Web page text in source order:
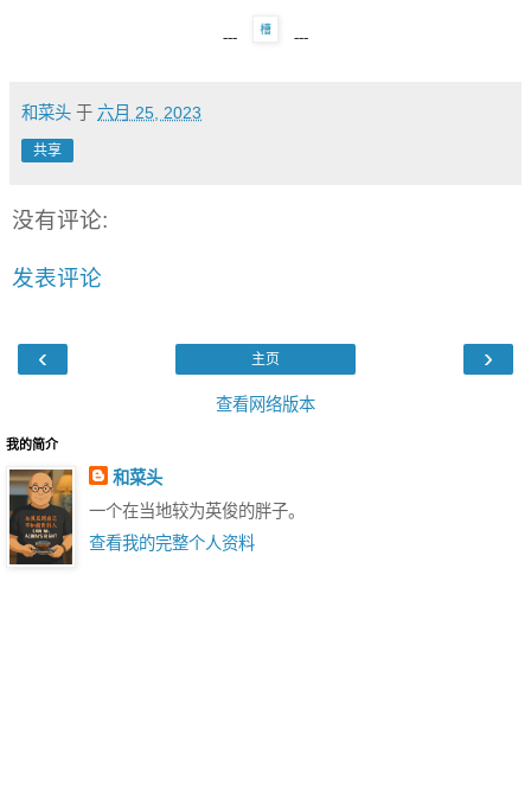
--- ---
和菜头 于 六月 25, 2023
共享
没有评论:
发表评论
‹ ›
主页
查看网络版本
我的简介
和菜头
一个在当地较为英俊的胖子。
查看我的完整个人资料